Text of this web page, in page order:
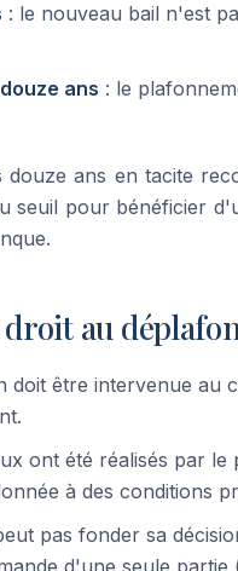
: le nouveau bail n'est
ans : le
ans en tacite
seuil pour bénéficier
droit au
doit être intervenue au
ont été réalisés par le
à des conditions
pas fonder sa
d'une seule partie